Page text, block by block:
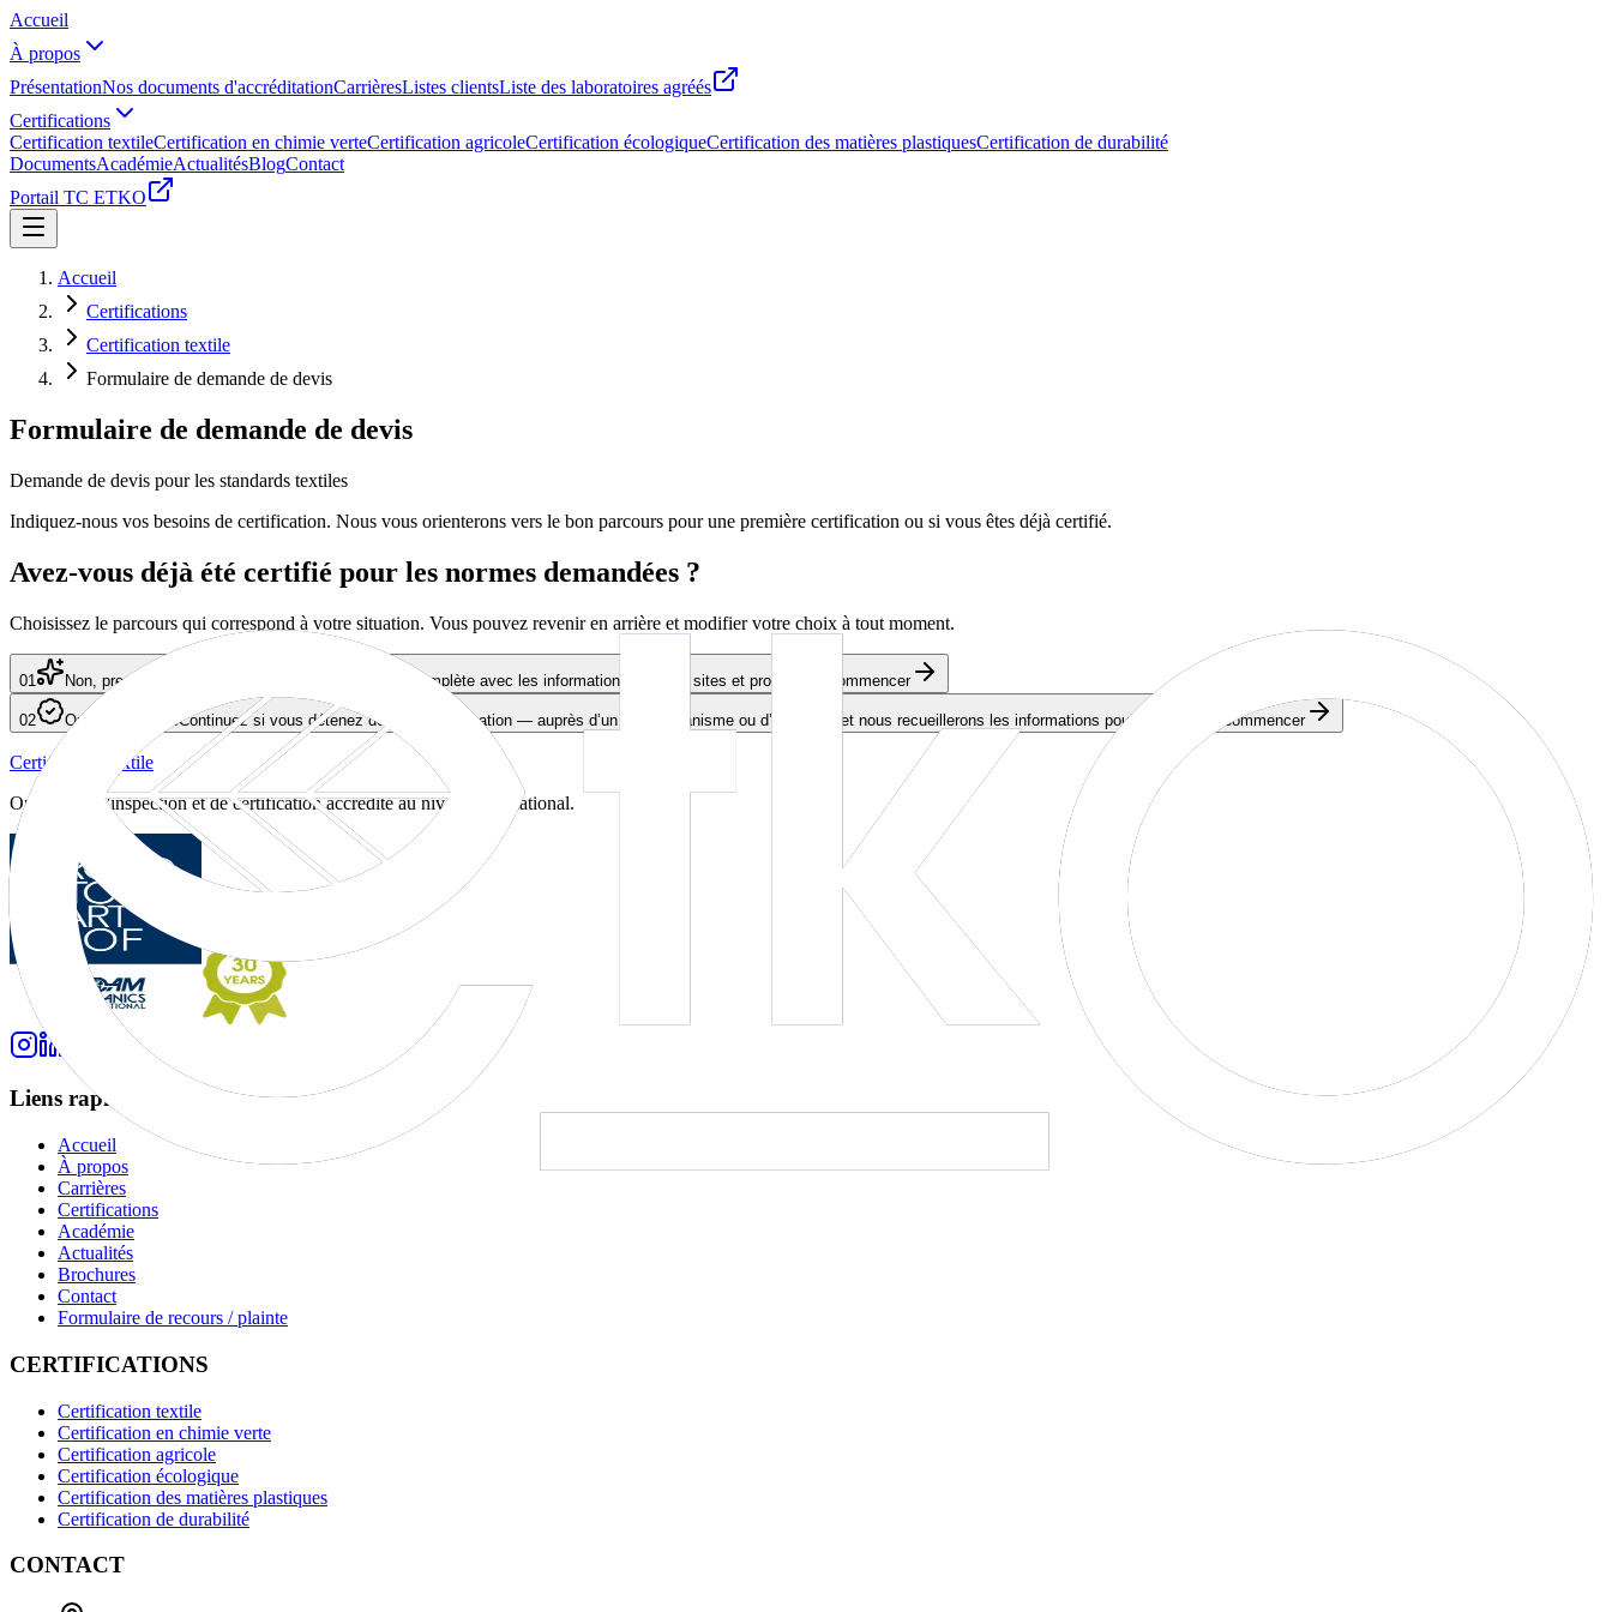
Accueil
À propos
PrésentationNos documents d'accréditationCarrièresListes clientsListe des laboratoires agréés
Certifications
Certification textileCertification en chimie verteCertification agricoleCertification écologiqueCertification des matières plastiquesCertification de durabilité
DocumentsAcadémieActualitésBlogContact
Portail TC ETKO
Accueil
Certifications
Certification textile
Formulaire de demande de devis
Formulaire de demande de devis
Demande de devis pour les standards textiles
Indiquez-nous vos besoins de certification. Nous vous orienterons vers le bon parcours pour une première certification ou si vous êtes déjà certifié.
Avez-vous déjà été certifié pour les normes demandées ?
Choisissez le parcours qui correspond à votre situation. Vous pouvez revenir en arrière et modifier votre choix à tout moment.
01 Non, première certification Complétez la demande complète avec les informations société, sites et processus. Commencer
02 Oui, déjà certifiéContinuez si vous détenez déjà une certification — auprès d’un autre organisme ou d’ETKO — et nous recueillerons les informations pour votre devis. Commencer
Certification textile
Organisme d'inspection et de certification accrédité au niveau international.
Liens rapides
Accueil
À propos
Carrières
Certifications
Académie
Actualités
Brochures
Contact
Formulaire de recours / plainte
CERTIFICATIONS
Certification textile
Certification en chimie verte
Certification agricole
Certification écologique
Certification des matières plastiques
Certification de durabilité
CONTACT